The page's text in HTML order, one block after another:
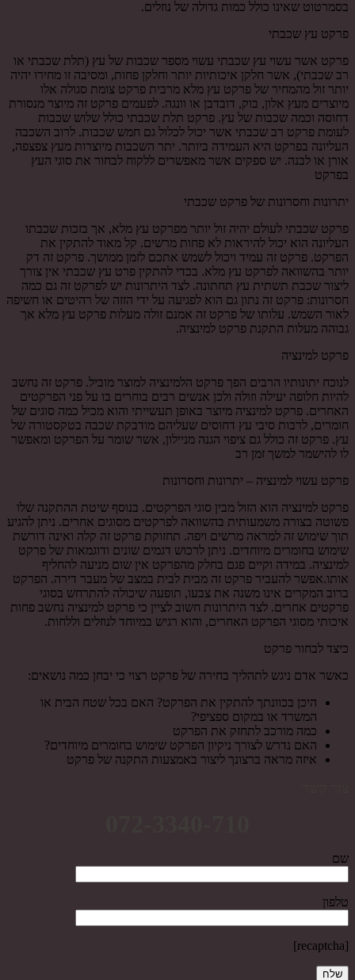
בסמרטוט שאינו כולל כמות גדולה של נוזלים.
פרקט עץ שכבתי
פרקט אשר עשוי עץ שכבתי עשוי מספר שכבות של עץ (תלת שכבתי או
רב שכבתי), אשר חלקן איכותיות יותר וחלקן פחות, ומסיבה זו מחירו יהיה
יותר זול מהמחיר של פרקט עץ מלא מרבית פרקט צומת סגולה אלו
מיוצרים מעץ אלון, בוק, דובדבן או וונגה. לפעמים פרקט זה מיוצר מנסורת
דחוסה וכמה שכבות של עץ. פרקט תלת שכבתי כולל שלוש שכבות
לעומת פרקט רב שכבתי אשר יכול לכלול גם חמש שכבות. לרוב השכבה
העליונה בפרקט היא העמידה ביותר. יתר השכבות מיוצרות מעץ צפצפה,
אורן או לבנה. יש ספקים אשר מאפשרים ללקוח לבחור את סוגי העץ
בפרקט
יתרונות וחסרונות של פרקט שכבתי
פרקט שכבתי לעולם יהיה זול יותר מפרקט עץ מלא, אך בזכות שכבתו
העליונה הוא יכול להיראות לא פחות מרשים. קל מאוד להתקין את
הפרקט. פרקט זה עמיד ויכול לשמש אתכם לזמן ממושך. פרקט זה דק
יותר בהשוואה לפרקט עץ מלא. בכדי להתקין פרט עץ שכבתי אין צורך
ליצור שכבת תשתית עץ תחתונה. לצד היתרונות יש לפרקט זה גם כמה
חסרונות: פרקט זה נתון גם הוא לפגיעה על ידי הזזה של רהיטים או חשיפה
לאור השמש. עלותו של פרקט זה אמנם זולה מעלות פרקט עץ מלא אך
גבוהה מעלות התקנת פרקט למינציה.
פרקט למינציה
לנוכח יתונותיו הרבים הפך פרקט הלמינציה למוצר מוביל. פרקט זה נחשב
להיות חלופה יעילה וזולה ולכן אנשים רבים בוחרים בו על פני הפרקטים
האחרים. פרקט למינציה מיוצר באופן תעשייתי והוא מכיל כמה סוגים של
חומרים, לרבות סיבי עץ דחוסים שעליהם מודבקת שכבה בטקסטורה של
עץ. פרקט זה כולל גם ציפוי הגנה מניילון, אשר שומר על הפרקט ומאפשר
לו להישמר למשך זמן רב
פרקט עשוי למינציה – יתרונות וחסרונות
פרקט למינציה הוא הזול מבין סוגי הפרקטים. בנוסף שיטת ההתקנה שלו
פשוטה בצורה משמעותית בהשוואה לפרקטים מסוגים אחרים. ניתן להגיע
תוך שימוש זה למראה מרשים ויפה. תחזוקת פרקט זה קלה ואינה דורשת
שימוש בחומרים מיוחדים. ניתן לרכוש דגמים שונים ודוגמאות של פרקט
למינציה. במידה וקיים פגם בחלק מהפרקט אין שום מניעה להחליף
אותו.אפשר להעביר פרקט זה מבית לבית במצב של מעבר דירה. הפרקט
ברוב המקרים אינו משנה את צבעו, תופעה שיכולה להתרחש בסוגי
פרקטים אחרים. לצד היתרונות חשוב לציין כי פרקט למינציה נחשב פחות
איכותי מסוגי הפרקט האחרים, והוא רגיש במיוחד לנוזלים וללחות.
כיצד לבחור פרקט
כאשר אדם ניגש לתהליך בחירה של פרקט רצוי כי יבחן כמה נושאים:
היכן בכוונתך להתקין את הפרקט? האם בכל שטח הבית או
המשרד או במקום ספציפי?
כמה מורכב לתחזק את הפרקט
האם נדרש לצורך ניקיון הפרקט שימוש בחומרים מיוחדים?
איזה מראה ברצונך ליצור באמצעות התקנה של פרקט
שם
טלפון
[recaptcha]